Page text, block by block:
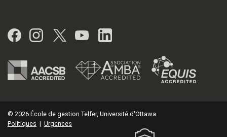
Facebook
Instagram
Twitter
YouTubeLinkedIn
© 2026 École de gestion Telfer, Université d'Ottawa
Politiques | Urgences